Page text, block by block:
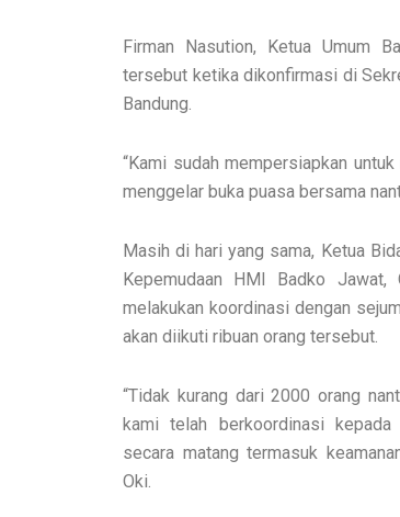
Firman Nasution, Ketua Umum
tersebut ketika dikonfirmasi di
Bandung.
“Kami sudah mempersiapkan
menggelar buka puasa bersama
Masih di hari yang sama, Ketua
Kepemudaan HMI Badko
melakukan koordinasi dengan
akan diikuti ribuan orang tersebut.
“Tidak kurang dari 2000 orang
kami telah berkoordinasi
secara matang termasuk
Oki.